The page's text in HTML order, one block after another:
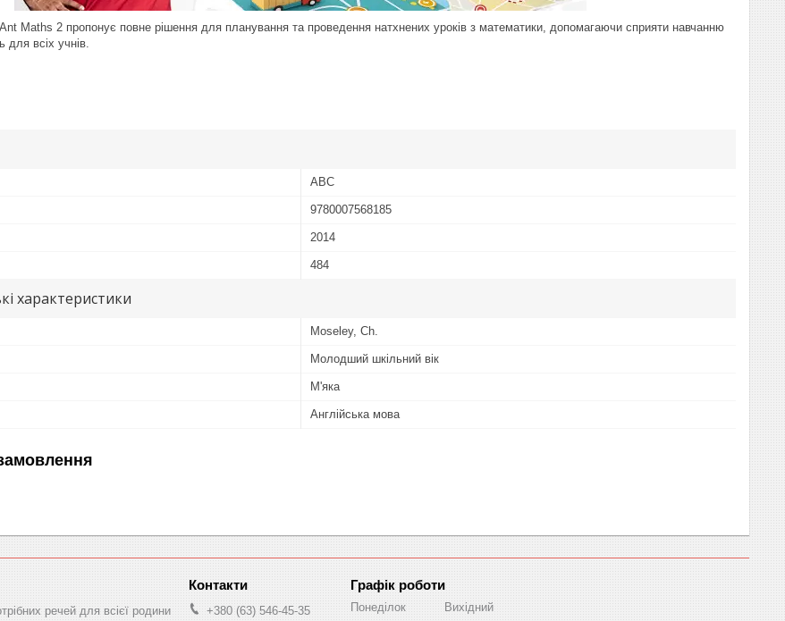
Maths 2 пропонує повне рішення для планування та проведення натхнених уроків з математики, допомагаючи сприяти навчанню
для всіх учнів.
ABC
9780007568185
2014
484
характеристики
Moseley, Ch.
Молодший шкільний вік
М'яка
Англійська мова
речей для всієї родини +380 (63) 546-45-35
Графік роботи
Понеділок Вихідний